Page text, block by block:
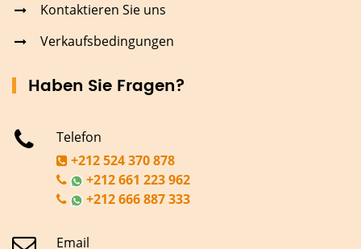
Kontaktieren Sie uns
Verkaufsbedingungen
Haben Sie Fragen?
Telefon
+212 524 370 878
+212 661 223 962
+212 666 887 333
Email